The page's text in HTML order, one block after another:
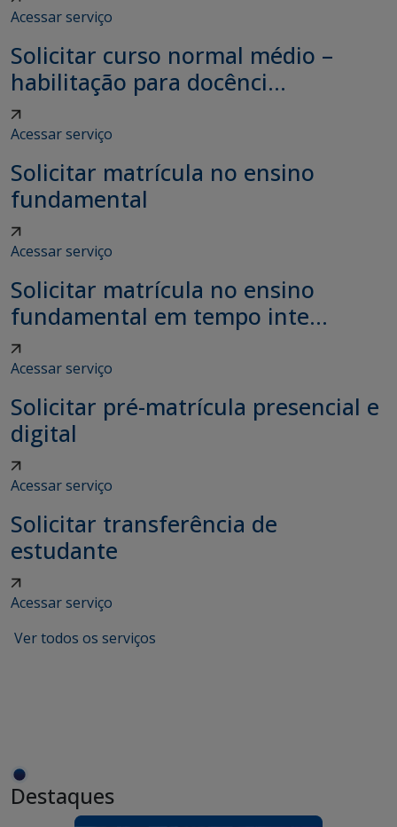
Acessar serviço
Solicitar curso normal médio –
habilitação para docênci...
Acessar serviço
Solicitar matrícula no ensino
fundamental
Acessar serviço
Solicitar matrícula no ensino
fundamental em tempo inte...
Acessar serviço
Solicitar pré-matrícula presencial e
digital
Acessar serviço
Solicitar transferência de
estudante
Acessar serviço
Ver todos os serviços
Destaques